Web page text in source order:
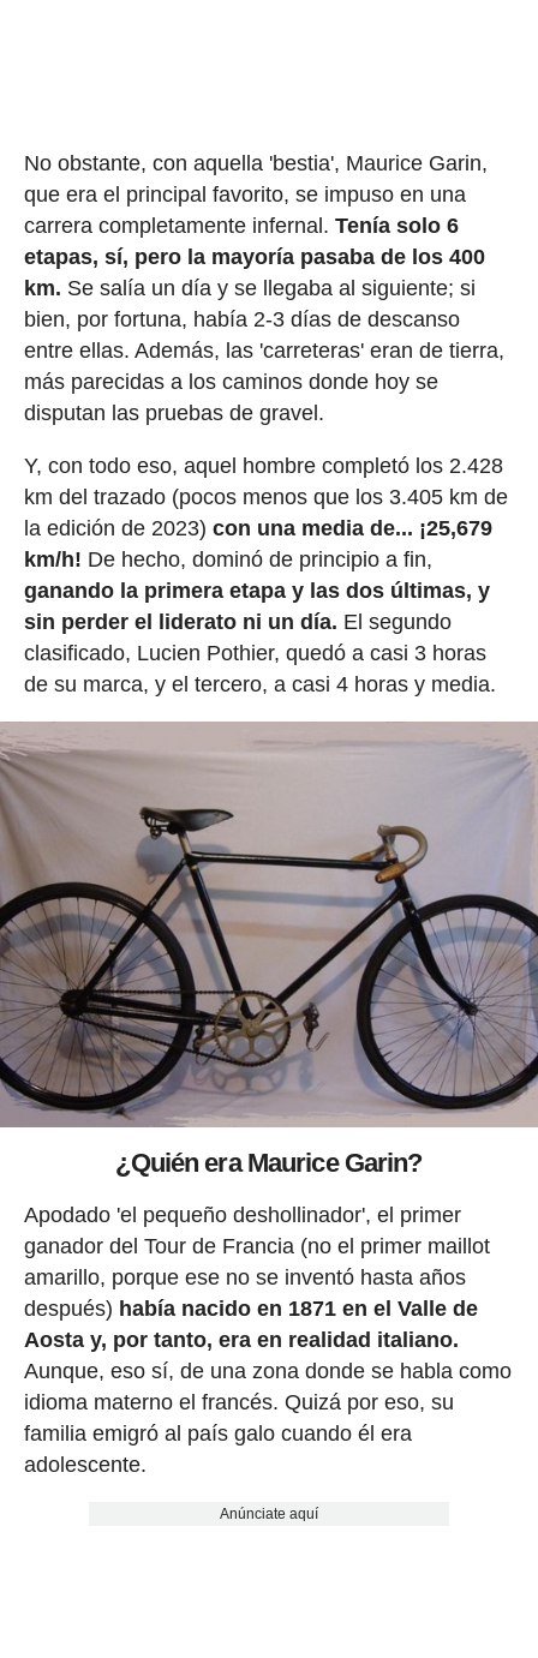
No obstante, con aquella 'bestia', Maurice Garin,
que era el principal favorito, se impuso en una
carrera completamente infernal. Tenía solo 6
etapas, sí, pero la mayoría pasaba de los 400
km. Se salía un día y se llegaba al siguiente; si
bien, por fortuna, había 2-3 días de descanso
entre ellas. Además, las 'carreteras' eran de tierra,
más parecidas a los caminos donde hoy se
disputan las pruebas de gravel.
Y, con todo eso, aquel hombre completó los 2.428
km del trazado (pocos menos que los 3.405 km de
la edición de 2023) con una media de... ¡25,679
km/h! De hecho, dominó de principio a fin,
ganando la primera etapa y las dos últimas, y
sin perder el liderato ni un día. El segundo
clasificado, Lucien Pothier, quedó a casi 3 horas
de su marca, y el tercero, a casi 4 horas y media.
¿Quién era Maurice Garin?
Apodado 'el pequeño deshollinador', el primer
ganador del Tour de Francia (no el primer maillot
amarillo, porque ese no se inventó hasta años
después) había nacido en 1871 en el Valle de
Aosta y, por tanto, era en realidad italiano.
Aunque, eso sí, de una zona donde se habla como
idioma materno el francés. Quizá por eso, su
familia emigró al país galo cuando él era
adolescente.
Anúnciate aquí